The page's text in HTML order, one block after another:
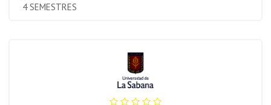
4 SEMESTRES